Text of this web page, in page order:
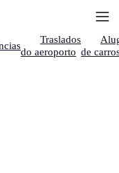
Traslados
do aeroporto de